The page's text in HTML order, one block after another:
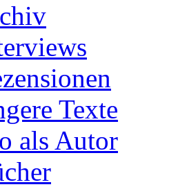
Texte
als Autor